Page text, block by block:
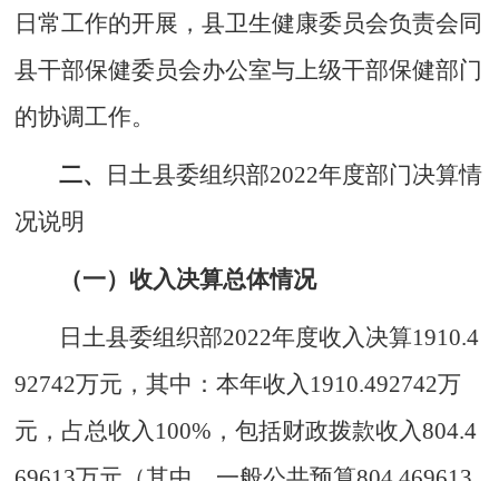
日常工作的开展，县卫生健康委员会负责会同
县干部保健委员会办公室与上级干部保健部门
的协调工作。
二、 日土县委组织部2022年度部门决算情
况说明
（一）收入决算总体情况
日土县委组织部2022年度收入决算1910.4
92742万元，其中：本年收入 1910.492742万
元，占总收入100%，包括财政拨款收入804.4